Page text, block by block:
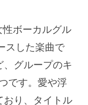
性ボーカルグル
スした楽曲で
グループのキ
です。愛や浮
おり、タイトル